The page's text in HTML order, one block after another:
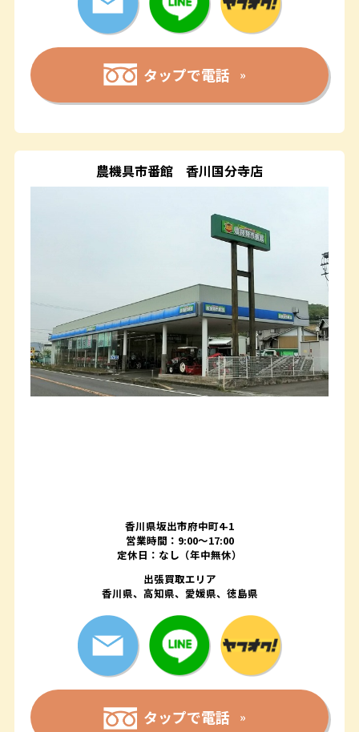
タップで電話
農機具市番館 香川国分寺店
香川県坂出市府中町4-1
営業時間：9:00～17:00
定休日：なし（年中無休）
出張買取エリア
香川県、高知県、愛媛県、徳島県
タップで電話